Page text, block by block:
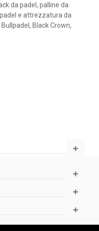
da padel, palline da
e attrezzatura da
Black Crown,